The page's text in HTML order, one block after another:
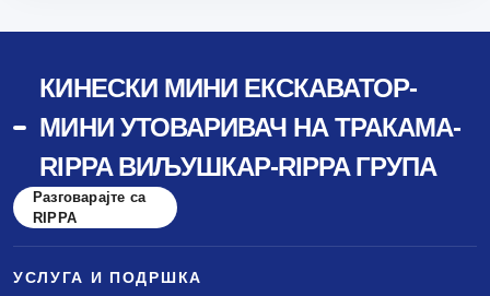
КИНЕСКИ МИНИ ЕКСКАВАТОР-
МИНИ УТОВАРИВАЧ НА ТРАКАМА-
RIPPA ВИЉУШКАР-RIPPA ГРУПА
Разговарајте са
RIPPA
УСЛУГА И ПОДРШКА